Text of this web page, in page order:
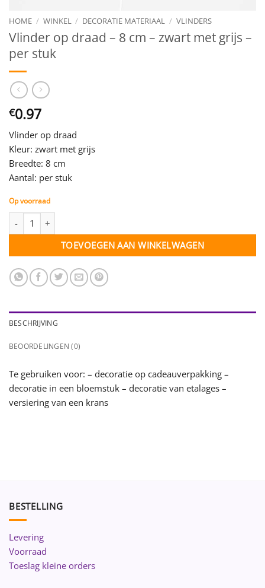
HOME / WINKEL / DECORATIE MATERIAAL / VLINDERS
Vlinder op draad – 8 cm – zwart met grijs –
per stuk
€0.97
Vlinder op draad
Kleur: zwart met grijs
Breedte: 8 cm
Aantal: per stuk
Op voorraad
TOEVOEGEN AAN WINKELWAGEN
BESCHRIJVING
BEOORDELINGEN (0)
Te gebruiken voor: – decoratie op cadeauverpakking –
decoratie in een bloemstuk – decoratie van etalages –
versiering van een krans
BESTELLING
Levering
Voorraad
Toeslag kleine orders